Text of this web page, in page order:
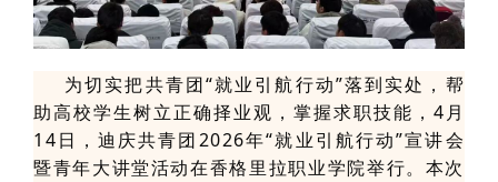
为切实把共青团“就业引航行动”落到实处，帮
助高校学生树立正确择业观，掌握求职技能，4月
14日，迪庆共青团2026年“就业引航行动”宣讲会
暨青年大讲堂活动在香格里拉职业学院举行。本次